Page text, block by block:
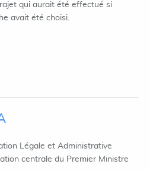
qui aurait été effectué si
avait été choisi.
Légale et Administrative
centrale du Premier Ministre